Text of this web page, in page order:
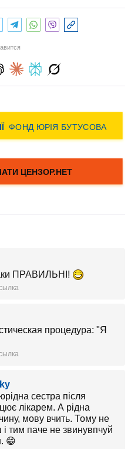
ПРАВИЛЬНІ!
процедура: "Я
сестра після
лікарем. А рідна
мову вчить. Тому не
тим паче не звинувпчуй
😁